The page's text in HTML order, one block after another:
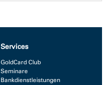
Services
GoldCard Club
Seminare
Bankdienstleistungen